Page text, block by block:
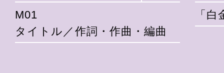
M01
タイトル／作詞・作曲・編曲
「